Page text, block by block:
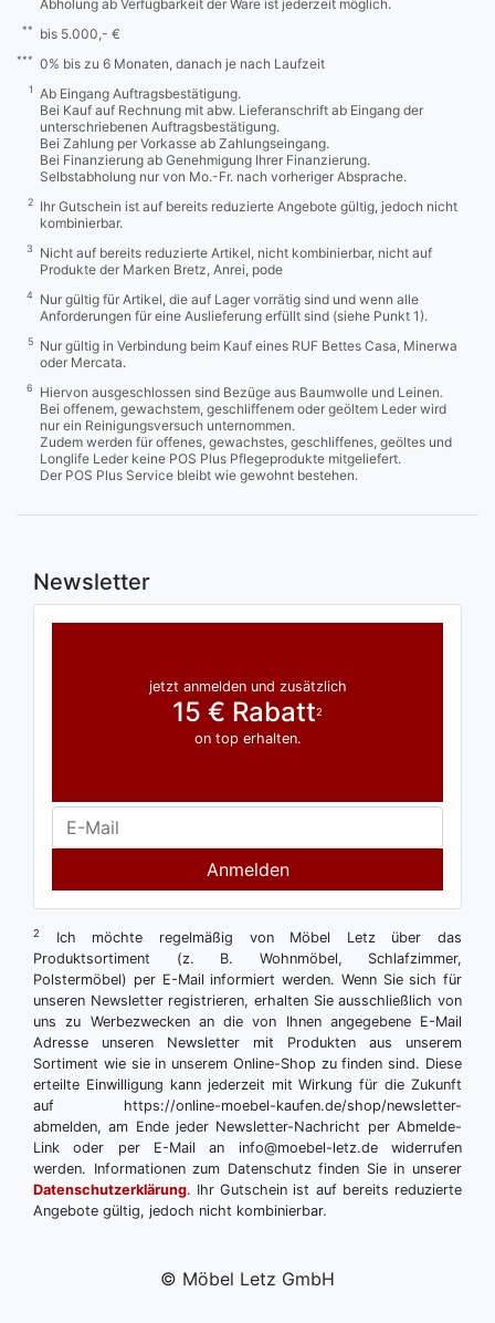
Abholung ab Verfügbarkeit der Ware ist jederzeit möglich.
** bis 5.000,- €
*** 0% bis zu 6 Monaten, danach je nach Laufzeit
1
Ab Eingang Auftragsbestätigung.
Bei Kauf auf Rechnung mit abw. Lieferanschrift ab Eingang der
unterschriebenen Auftragsbestätigung.
Bei Zahlung per Vorkasse ab Zahlungseingang.
Bei Finanzierung ab Genehmigung Ihrer Finanzierung.
Selbstabholung nur von Mo.-Fr. nach vorheriger Absprache.
2
Ihr Gutschein ist auf bereits reduzierte Angebote gültig, jedoch nicht
kombinierbar.
3
Nicht auf bereits reduzierte Artikel, nicht kombinierbar, nicht auf
Produkte der Marken Bretz, Anrei, pode
4
Nur gültig für Artikel, die auf Lager vorrätig sind und wenn alle
Anforderungen für eine Auslieferung erfüllt sind (siehe Punkt 1).
5
Nur gültig in Verbindung beim Kauf eines RUF Bettes Casa, Minerwa
oder Mercata.
6
Hiervon ausgeschlossen sind Bezüge aus Baumwolle und Leinen.
Bei offenem, gewachstem, geschliffenem oder geöltem Leder wird
nur ein Reinigungsversuch unternommen.
Zudem werden für offenes, gewachstes, geschliffenes, geöltes und
Longlife Leder keine POS Plus Pflegeprodukte mitgeliefert.
Der POS Plus Service bleibt wie gewohnt bestehen.
Newsletter
jetzt anmelden und zusätzlich
15 € Rabatt2
on top erhalten.
Anmelden
2
Ich möchte regelmäßig von Möbel Letz über das
Produktsortiment (z. B. Wohnmöbel, Schlafzimmer,
Polstermöbel) per E-Mail informiert werden. Wenn Sie sich für
unseren Newsletter registrieren, erhalten Sie ausschließlich von
uns zu Werbezwecken an die von Ihnen angegebene E-Mail
Adresse unseren Newsletter mit Produkten aus unserem
Sortiment wie sie in unserem Online-Shop zu finden sind. Diese
erteilte Einwilligung kann jederzeit mit Wirkung für die Zukunft
auf https://online-moebel-kaufen.de/shop/newsletter-
abmelden, am Ende jeder Newsletter-Nachricht per Abmelde-
Link oder per E-Mail an info@moebel-letz.de widerrufen
werden. Informationen zum Datenschutz finden Sie in unserer
Datenschutzerklärung. Ihr Gutschein ist auf bereits reduzierte
Angebote gültig, jedoch nicht kombinierbar.
© Möbel Letz GmbH